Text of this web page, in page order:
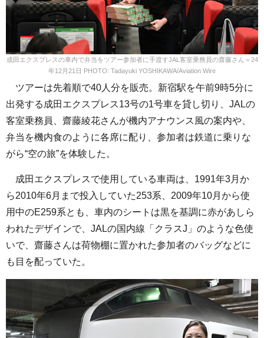
成田エクスプレスの車内で弁当をツアー参加者に手渡すJAL客室乗務員の齋藤さん＝24
年12月21日 PHOTO: Tadayuki YOSHIKAWA/Aviation Wire
ツアーは先着順で40人分を販売。新宿駅を午前9時5分に
出発する成田エクスプレス13号の1号車を貸し切り、JALの
客室乗務員、齋藤綾花さんが機内アナウンス風の案内や、
弁当を機内食のように各席に配り、参加者は鉄道に乗りな
がら“空の旅”を体験した。
成田エクスプレスで使用している車両は、1991年3月か
ら2010年6月まで投入していた253系、2009年10月から使
用中のE259系とも、車内のシートは黒を基調に赤があしら
われたデザインで、JALの国内線「クラスJ」のような色使
いで、齋藤さんは荷物棚に置かれた参加者のバッグなどに
も目を配っていた。